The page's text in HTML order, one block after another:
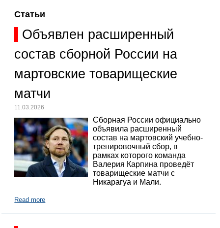
Статьи
Объявлен расширенный
состав сборной России на
мартовские товарищеские
матчи
11.03.2026
Сборная России официально
объявила расширенный
состав на мартовский учебно-
тренировочный сбор, в
рамках которого команда
Валерия Карпина проведёт
товарищеские матчи с
Никарагуа и Мали.
Read more